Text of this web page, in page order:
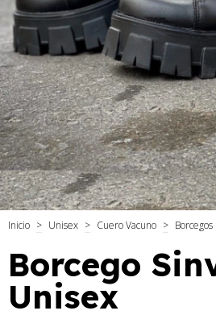
Inicio > Unisex > Cuero Vacuno > Borcegos
Borcego
Unisex